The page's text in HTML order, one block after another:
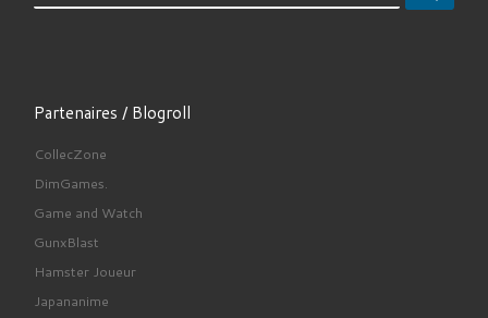
Partenaires / Blogroll
CollecZone
DimGames.
Game and Watch
GunxBlast
Hamster Joueur
Japananime